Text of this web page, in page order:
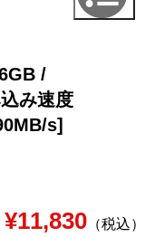
/
み速度
s]
¥11,830（税込）